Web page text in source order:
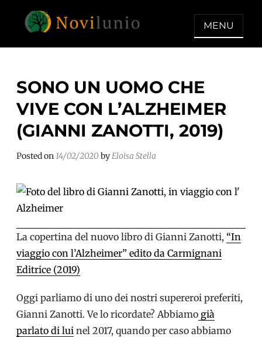
NOVILUNIO
Un aiuto con concreto dopo la
MENU
SONO UN UOMO CHE
VIVE CON L’ALZHEIMER
(GIANNI ZANOTTI, 2019)
Posted on14/02/2020 byEloisa Stella
La copertina del nuovo libro di Gianni Zanotti, “In
viaggio con l’Alzheimer” edito da Carmignani
Editrice (2019)
Oggi parliamo di uno dei nostri supereroi preferiti,
Gianni Zanotti. Ve lo ricordate? Abbiamo già
parlato di lui nel 2017, quando per caso abbiamo